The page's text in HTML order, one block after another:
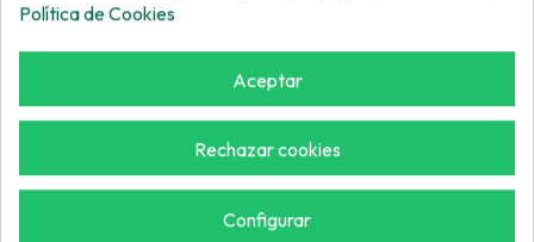
Más de "Vehículos"
Política de Cookies
Aceptar
Rechazar cookies
Configurar